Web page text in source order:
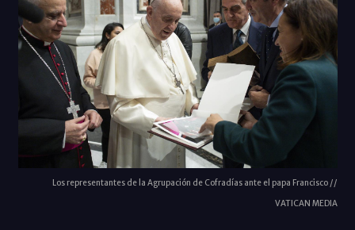
Los representantes de la Agrupación de Cofradías ante el papa Francisco //
VATICAN MEDIA